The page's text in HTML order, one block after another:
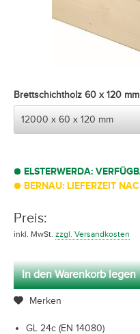
Brettschichtholz 60 x 120 mm
ELSTERWERDA:
BERNAU: LIEFERZEIT
Preis:
inkl. MwSt. zzgl. Versandkosten
In den Warenkorb legen
Merken
GL 24c (EN 14080)